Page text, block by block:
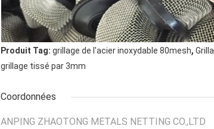
Produit Tag: grillage de l'acier inoxydable 80mesh,
grillage tissé par 3mm
Coordonnées
ANPING ZHAOTONG METALS NETTING CO.,LTD